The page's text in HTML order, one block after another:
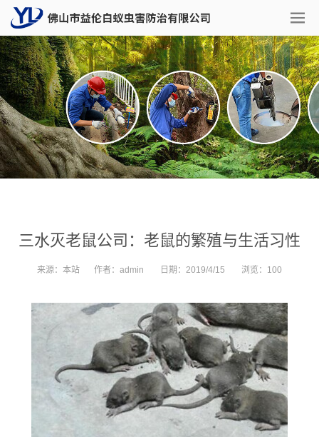
三水灭老鼠公司：老鼠的繁殖与生活习性
来源： 本站 作者： admin 日期： 2019/4/15 浏览： 100